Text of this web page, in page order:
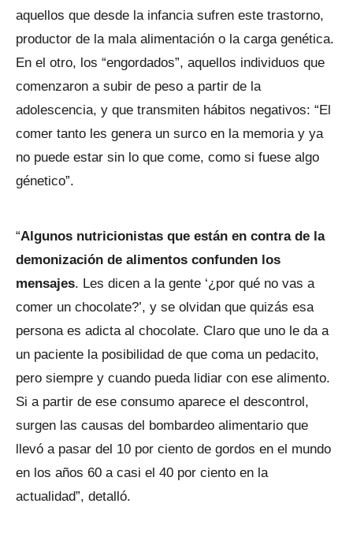
aquellos que desde la infancia sufren este trastorno,
productor de la mala alimentación o la carga genética.
En el otro, los “engordados”, aquellos individuos que
comenzaron a subir de peso a partir de la
adolescencia, y que transmiten hábitos negativos: “El
comer tanto les genera un surco en la memoria y ya
no puede estar sin lo que come, como si fuese algo
génetico”.
“Algunos nutricionistas que están en contra de la
demonización de alimentos confunden los
mensajes. Les dicen a la gente ‘¿por qué no vas a
comer un chocolate?’, y se olvidan que quizás esa
persona es adicta al chocolate. Claro que uno le da a
un paciente la posibilidad de que coma un pedacito,
pero siempre y cuando pueda lidiar con ese alimento.
Si a partir de ese consumo aparece el descontrol,
surgen las causas del bombardeo alimentario que
llevó a pasar del 10 por ciento de gordos en el mundo
en los años 60 a casi el 40 por ciento en la
actualidad”, detalló.